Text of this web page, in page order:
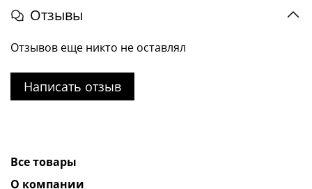
Отзывы
Отзывов еще никто не оставлял
Написать отзыв
Все товары
О компании